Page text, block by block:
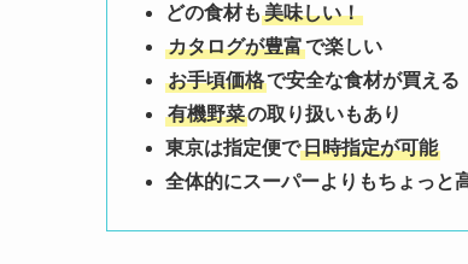
どの食材も 美味しい！
カタログが豊富で楽しい
お手頃価格で安全な食材が買える
有機野菜の取り扱いもあり
東京は指定便で日時指定が可能
全体的にスーパーよりもちょっと